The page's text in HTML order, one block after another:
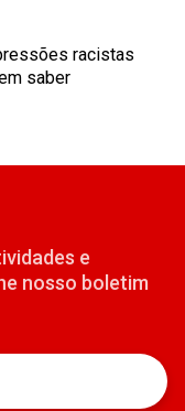
racistas
saber
e
nosso boletim